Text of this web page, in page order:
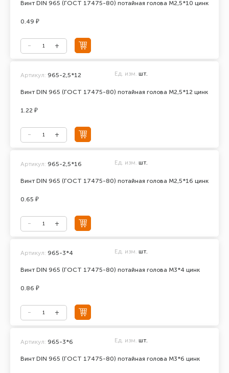
Винт DIN 965 (ГОСТ 17475-80) потайная голова М2,5*10 цинк
0.49 ₽
Винт DIN 965 (ГОСТ 17475-80) потайная голова М2,5*12 цинк
Артикул: 965-2,5*12 Ед. изм. шт.
1.22 ₽
Винт DIN 965 (ГОСТ 17475-80) потайная голова М2,5*16 цинк
Артикул: 965-2,5*16 Ед. изм. шт.
0.65 ₽
Винт DIN 965 (ГОСТ 17475-80) потайная голова М3*4 цинк
Артикул: 965-3*4 Ед. изм. шт.
0.86 ₽
Винт DIN 965 (ГОСТ 17475-80) потайная голова М3*6 цинк
Артикул: 965-3*6 Ед. изм. шт.